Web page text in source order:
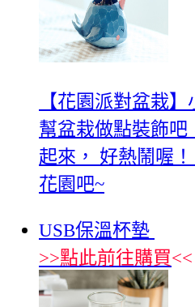
【花園派對盆栽
幫盆栽做點裝飾吧
起來， 好熱鬧喔
花園吧~
USB保溫杯墊
>>點此前往購買<<